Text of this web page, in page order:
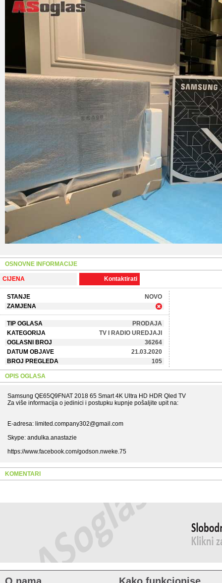
OSNOVNE INFORMACIJE
CIJENA Kontaktirati
STANJE
NOVO
ZAMJENA
TIP OGLASA
PRODAJA
KATEGORIJA
TV I RADIO UREDJAJI
OGLASNI BROJ
36264
DATUM OBJAVE
21.03.2020
BROJ PREGLEDA
105
OPIS OGLASA
Samsung QE65Q9FNAT 2018 65 Smart 4K Ultra HD HDR Qled TV
Za više informacija o jedinici i postupku kupnje pošaljite upit na:
E-adresa: limited.company302@gmail.com
Skype: andulka.anastazie
https://www.facebook.com/godson.nweke.75
KOMENTARI